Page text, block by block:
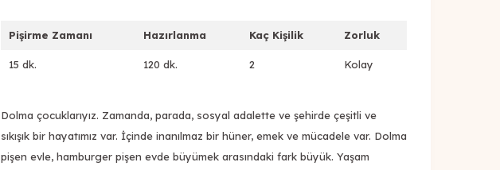
Pişirme Zamanı Hazırlanma Kaç Kişilik Zorluk
15 dk. 120 dk. 2 Kolay
Dolma çocuklarıyız. Zamanda, parada, sosyal adalette ve şehirde çeşitli ve
sıkışık bir hayatımız var. İçinde inanılmaz bir hüner, emek ve mücadele var. Dolma
pişen evle, hamburger pişen evde büyümek arasındaki fark büyük. Yaşam